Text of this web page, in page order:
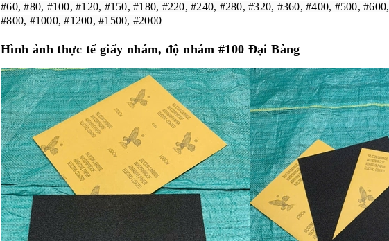
#60, #80, #100, #120, #150, #180, #220, #240, #280, #320, #360, #400, #500, #600,
#800, #1000, #1200, #1500, #2000
Hình ảnh thực tế giấy nhám, độ nhám #100 Đại Bàng